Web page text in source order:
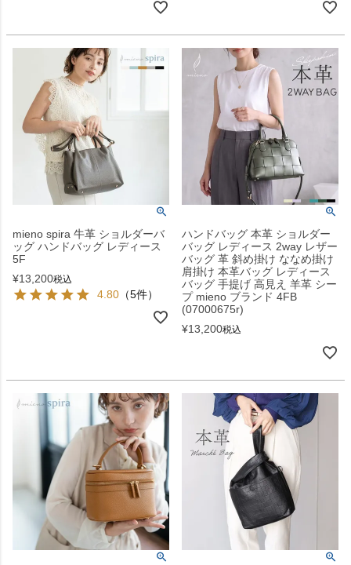
mieno spira 牛革 ショルダーバ
ッグ ハンドバッグ レディース
5F
¥13,200税込
4.80 （5件）
ハンドバッグ 本革 ショルダー
バッグ レディース 2way レザー
バッグ 革 斜め掛け ななめ掛け
肩掛け 本革バッグ レディース
バッグ 手提げ 高見え 羊革 シー
プ mieno ブランド 4FB
(07000675r)
¥13,200税込